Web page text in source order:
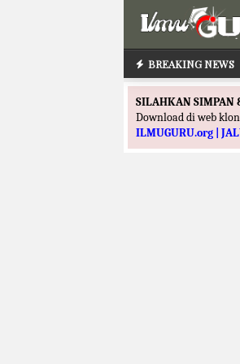
BREAKING NEWS
SILAHKAN SIMPAN
Download di web
ILMUGURU.org |